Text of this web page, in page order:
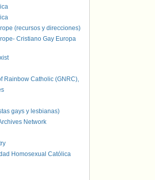
(recursos y direcciones)
Cristiano Gay Europa
Rainbow Catholic (GNRC),
gays y lesbianas)
Network
Homosexual Católica